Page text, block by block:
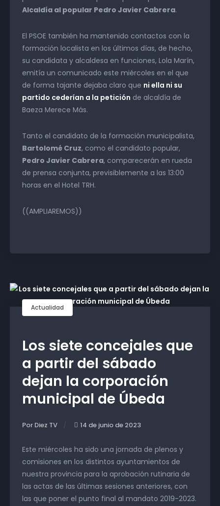
Alcaldía al popular Pedro Javier Cabrera.
El PSOE también ha mantenido contactos con la
formación localista en los últimos días, de hecho,
su candidata y alcaldesa en funciones, Lola Marín,
emitía un comunicado este miércoles en el que
de forma tajante dejaba claro que ni ella ni su
partido cederían a la petición de alcaldía de
Baeza Merece Más.
Tanto el candidato de la formación municipalista,
Bartolomé Cruz, como el candidato popular,
Pedro Javier Cabrera, comparecerán en rueda
de prensa conjunta, previsiblemente a las 13:00
horas en el Hotel TRH.
((AMPLIAREMOS))
Actualidad
Los siete concejales que
a partir del sábado
dejan la corporación
municipal de Úbeda
Por Diez TV 14 de junio de 2023
Este miércoles ha sido una jornada de plenos y
comisiones en los distintos ayuntamientos de
nuestra provincia para la aprobación rutinaria de
las actas de las últimas sesiones anteriores, con
las que poner el punto final al mandato 2019-2023.